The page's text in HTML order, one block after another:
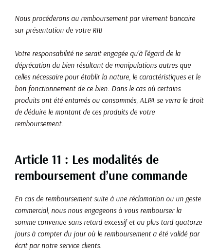
Nous procéderons au remboursement par virement bancaire
sur présentation de votre RIB
Votre responsabilité ne serait engagée qu’à l‘égard de la
déprécation du bien résultant de manipulations autres que
celles nécessaire pour établir la nature, le caractéristiques et le
bon fonctionnement de ce bien. Dans le cas où certains
produits ont été entamés ou consommés, ALPA se verra le droit
de déduire le montant de ces produits de votre
remboursement.
Article 11 : Les modalités de
remboursement d’une commande
En cas de remboursement suite à une réclamation ou un geste
commercial, nous nous engageons à vous rembourser la
somme convenue sans retard excessif et au plus tard quatorze
jours à compter du jour où le remboursement a été validé par
écrit par notre service clients.